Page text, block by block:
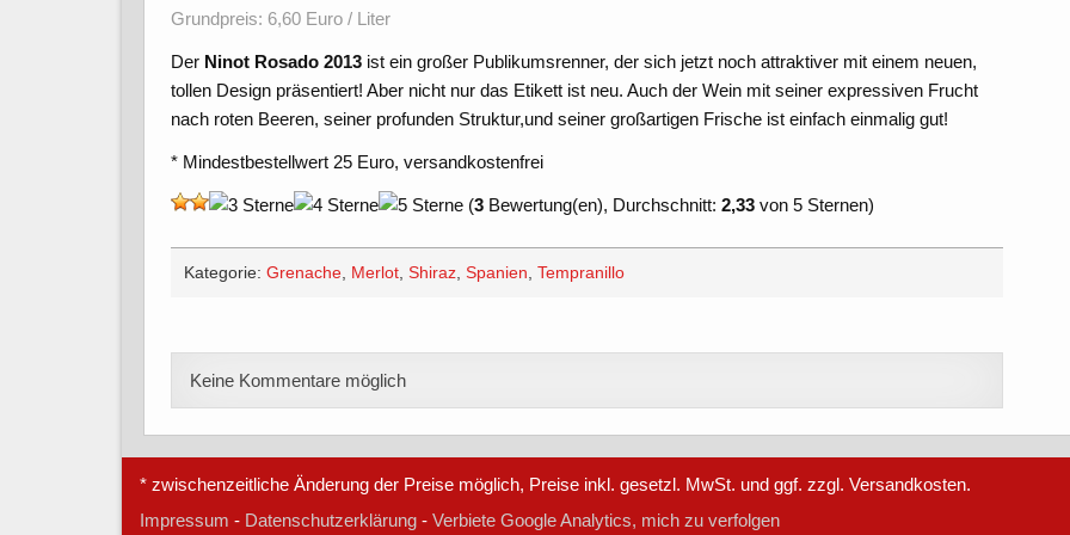
Grundpreis: 6,60 Euro / Liter
Der Ninot Rosado 2013 ist ein großer Publikumsrenner, der sich jetzt noch attraktiver mit einem neuen,
tollen Design präsentiert! Aber nicht nur das Etikett ist neu. Auch der Wein mit seiner expressiven Frucht
nach roten Beeren, seiner profunden Struktur,und seiner großartigen Frische ist einfach einmalig gut!
* Mindestbestellwert 25 Euro, versandkostenfrei
(3 Bewertung(en), Durchschnitt:2,33 von 5 Sternen)
Kategorie: Grenache, Merlot, Shiraz, Spanien, Tempranillo
Keine Kommentare möglich
* zwischenzeitliche Änderung der Preise möglich, Preise inkl. gesetzl. MwSt. und ggf. zzgl. Versandkosten.
Impressum - Datenschutzerklärung - Verbiete Google Analytics, mich zu verfolgen